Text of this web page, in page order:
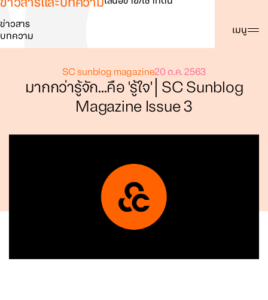
ค้นหา เมนู
ข่าวสาร
บทความ
SC sunblog magazine20 ต.ค. 2563
มากกว่ารู้จัก...คือ 'รู้ใจ'│SC Sunblog
Magazine Issue 3